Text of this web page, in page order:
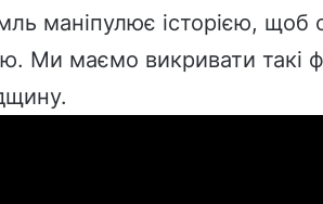
маніпулює історією, щоб
Ми маємо викривати такі